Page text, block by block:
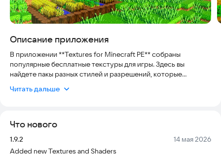
Описание приложения
В приложении **Textures for Minecraft PE** собраны
популярные бесплатные текстуры для игры. Здесь вы
найдете пакы разных стилей и разрешений, которые
файлы создаются независимыми авторами, а все права
что вы всегда найдете актуальные варианты.
**Доступные разрешения текстур:**
* 16х16
Читать дальше
Что нового
Версия:
1.9.2 Дата:
14 мая 2026
Added new Textures and Shaders